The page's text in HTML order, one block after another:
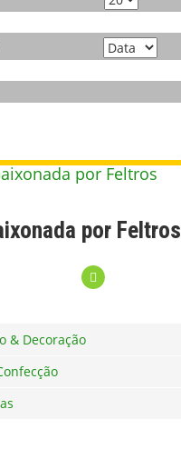
por Feltros
& Decoração